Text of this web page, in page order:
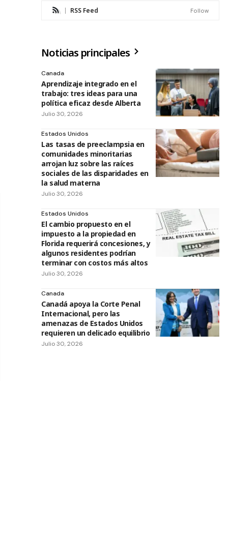
RSS Feed Follow
Noticias principales
Canada
Aprendizaje integrado en el
trabajo: tres ideas para una
política eficaz desde Alberta
Julio 30, 2026
Estados Unidos
Las tasas de preeclampsia en
comunidades minoritarias
arrojan luz sobre las raíces
sociales de las disparidades en
la salud materna
Julio 30, 2026
Estados Unidos
El cambio propuesto en el
impuesto a la propiedad en
Florida requerirá concesiones, y
algunos residentes podrían
terminar con costos más altos
Julio 30, 2026
Canada
Canadá apoya la Corte Penal
Internacional, pero las
amenazas de Estados Unidos
requieren un delicado equilibrio
Julio 30, 2026